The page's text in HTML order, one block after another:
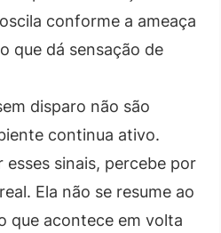
conforme a ameaça
que dá sensação de
disparo não são
continua ativo.
esses sinais, percebe por
Ela não se resume ao
que acontece em volta